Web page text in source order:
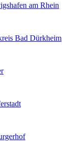
am Rhein
Bad Dürkheim